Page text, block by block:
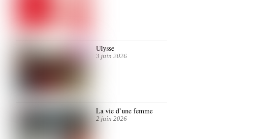
Ulysse
3 juin 2026
La vie d’une femme
2 juin 2026